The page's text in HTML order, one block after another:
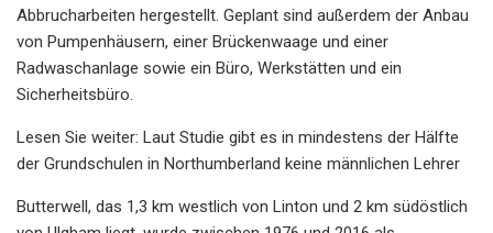
Abbrucharbeiten hergestellt. Geplant sind außerdem der Anbau
von Pumpenhäusern, einer Brückenwaage und einer
Radwaschanlage sowie ein Büro, Werkstätten und ein
Sicherheitsbüro.
Lesen Sie weiter: Laut Studie gibt es in mindestens der Hälfte
der Grundschulen in Northumberland keine männlichen Lehrer
Butterwell, das 1,3 km westlich von Linton und 2 km südöstlich